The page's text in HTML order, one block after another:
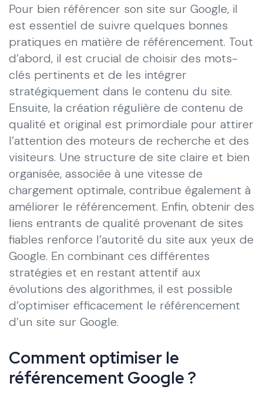
Pour bien référencer son site sur Google, il
est essentiel de suivre quelques bonnes
pratiques en matière de référencement. Tout
d’abord, il est crucial de choisir des mots-
clés pertinents et de les intégrer
stratégiquement dans le contenu du site.
Ensuite, la création régulière de contenu de
qualité et original est primordiale pour attirer
l’attention des moteurs de recherche et des
visiteurs. Une structure de site claire et bien
organisée, associée à une vitesse de
chargement optimale, contribue également à
améliorer le référencement. Enfin, obtenir des
liens entrants de qualité provenant de sites
fiables renforce l’autorité du site aux yeux de
Google. En combinant ces différentes
stratégies et en restant attentif aux
évolutions des algorithmes, il est possible
d’optimiser efficacement le référencement
d’un site sur Google.
Comment optimiser le
référencement Google ?